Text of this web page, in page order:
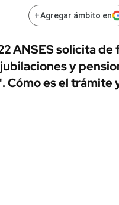
+Agregar ámbito en
ANSES solicita
y
es el trámite